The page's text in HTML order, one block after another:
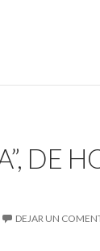
DE
DEJAR UN